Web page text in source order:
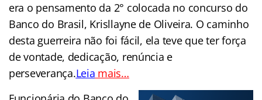
era o pensamento da 2° colocada no concurso do
Banco do Brasil, Krisllayne de Oliveira. O caminho
desta guerreira não foi fácil, ela teve que ter força
de vontade, dedicação, renúncia e
perseverança.Leia mais…